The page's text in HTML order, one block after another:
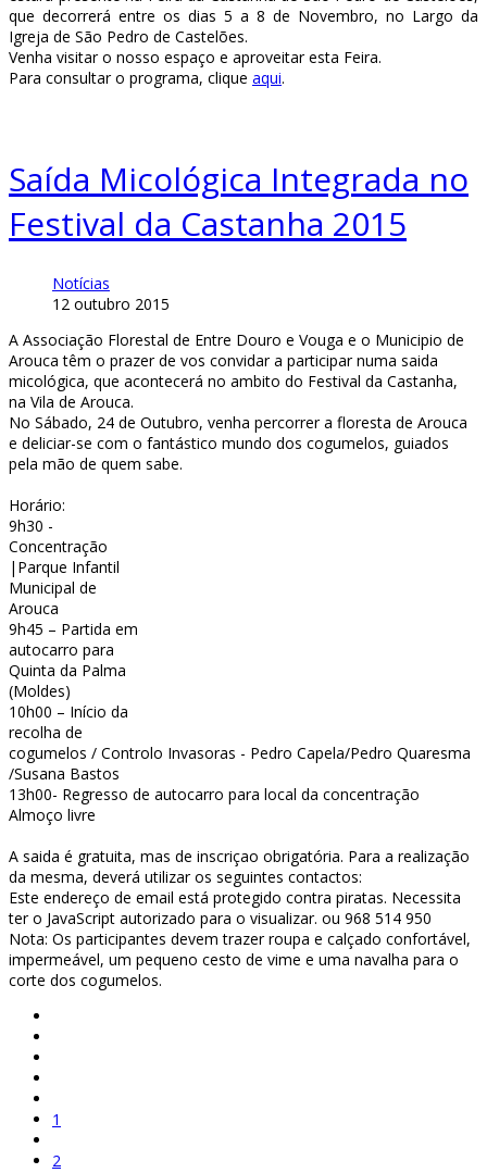
que decorrerá entre os dias 5 a 8 de Novembro, no Largo da
Igreja de São Pedro de Castelões.
Venha visitar o nosso espaço e aproveitar esta Feira.
Para consultar o programa, clique aqui.
Saída Micológica Integrada no
Festival da Castanha 2015
Notícias
12 outubro 2015
A Associação Florestal de Entre Douro e Vouga e o Municipio de
Arouca têm o prazer de vos convidar a participar numa saida
micológica, que acontecerá no ambito do Festival da Castanha,
na Vila de Arouca.
No Sábado, 24 de Outubro, venha percorrer a floresta de Arouca
e deliciar-se com o fantástico mundo dos cogumelos, guiados
pela mão de quem sabe.
Horário:
9h30 -
Concentração
|Parque Infantil
Municipal de
Arouca
9h45 – Partida em
autocarro para
Quinta da Palma
(Moldes)
10h00 – Início da
recolha de
cogumelos / Controlo Invasoras - Pedro Capela/Pedro Quaresma
/Susana Bastos
13h00- Regresso de autocarro para local da concentração
Almoço livre
A saida é gratuita, mas de inscriçao obrigatória. Para a realização
da mesma, deverá utilizar os seguintes contactos:
Este endereço de email está protegido contra piratas. Necessita
ter o JavaScript autorizado para o visualizar. ou 968 514 950
Nota: Os participantes devem trazer roupa e calçado confortável,
impermeável, um pequeno cesto de vime e uma navalha para o
corte dos cogumelos.
1
2